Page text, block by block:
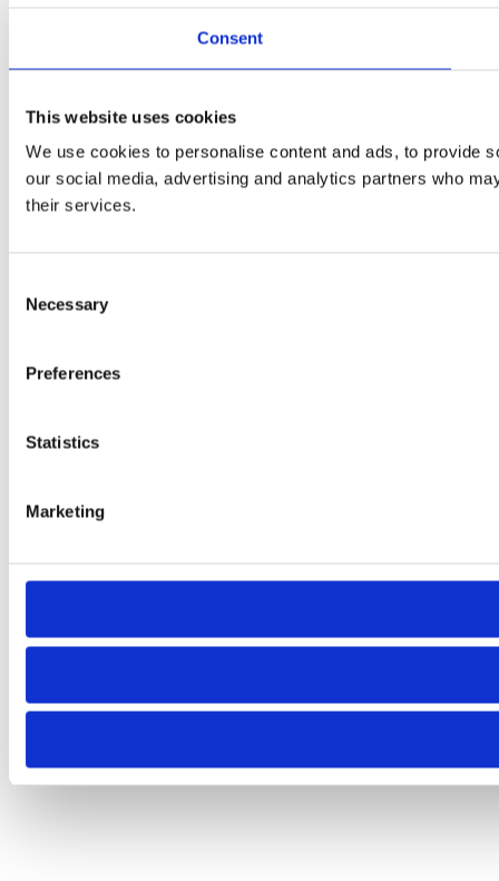
Consent
This website uses cookies
We use cookies to personalise content and ads, to provide
our social media, advertising and analytics partners who
their services.
Selection
Necessary
Preferences
Statistics
Marketing